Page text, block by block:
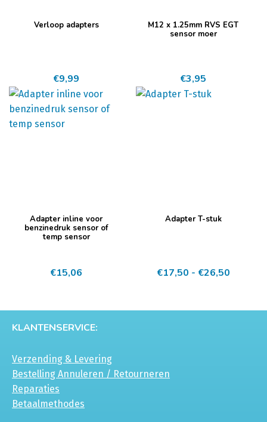
Deze
optie
kan
Verloop adapters
€9,99
M12 x 1.25mm RVS EGT
sensor moer
€3,95
Adapter inline voor
benzinedruk sensor of
temp sensor
€15,06
variaties.
de
Adapter T-stuk
€17,50 - €26,50
KLANTENSERVICE:
Verzending & Levering
Bestelling Annuleren / Retourneren
Reparaties
Betaalmethodes